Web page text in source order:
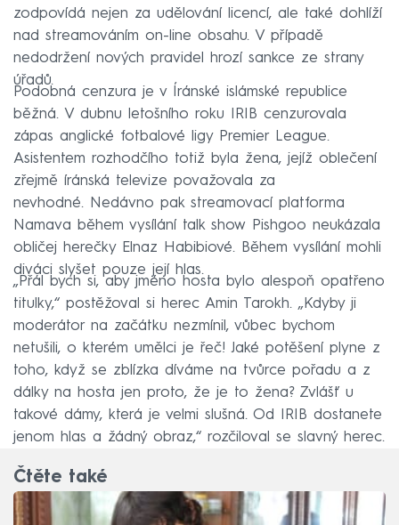
zodpovídá nejen za udělování licencí, ale také dohlíží
nad streamováním on-line obsahu. V případě
nedodržení nových pravidel hrozí sankce ze strany
úřadů.
Podobná cenzura je v Íránské islámské republice
běžná. V dubnu letošního roku IRIB cenzurovala
zápas anglické fotbalové ligy Premier League.
Asistentem rozhodčího totiž byla žena, jejíž oblečení
zřejmě íránská televize považovala za
nevhodné. Nedávno pak streamovací platforma
Namava během vysílání talk show Pishgoo neukázala
obličej herečky Elnaz Habibiové. Během vysílání mohli
diváci slyšet pouze její hlas.
„Přál bych si, aby jméno hosta bylo alespoň opatřeno
titulky,“ postěžoval si herec Amin Tarokh. „Kdyby ji
moderátor na začátku nezmínil, vůbec bychom
netušili, o kterém umělci je řeč! Jaké potěšení plyne z
toho, když se zblízka díváme na tvůrce pořadu a z
dálky na hosta jen proto, že je to žena? Zvlášť u
takové dámy, která je velmi slušná. Od IRIB dostanete
jenom hlas a žádný obraz,“ rozčiloval se slavný herec.
Čtěte také